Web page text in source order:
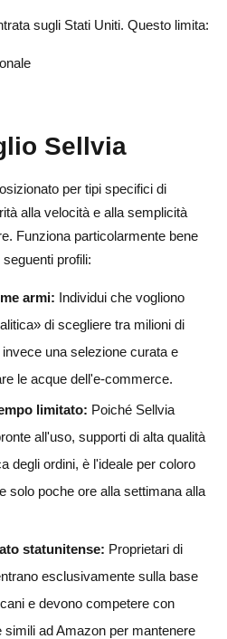
sugli Stati Uniti. Questo limita:
Sellvia
per tipi specifici di
alla velocità e alla semplicità
Funziona particolarmente bene
profili:
armi: Individui che vogliono
di scegliere tra milioni di
una selezione curata e
le acque dell'e-commerce.
limitato: Poiché Sellvia
all'uso, supporti di alta qualità
degli ordini, è l'ideale per coloro
solo poche ore alla settimana alla
statunitense: Proprietari di
esclusivamente sulla base
e devono competere con
simili ad Amazon per mantenere